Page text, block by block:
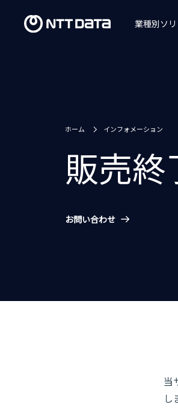
業種別ソ
ホーム インフォメーション
販売終
お問い合わせ
当
し